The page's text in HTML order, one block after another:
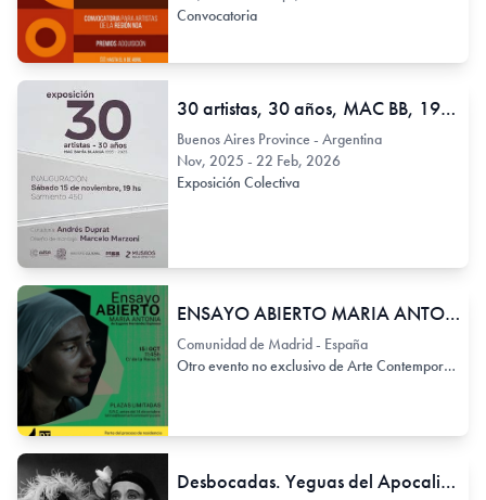
Convocatoria
30 artistas, 30 años, MAC BB, 1995 - 2025
Buenos Aires Province - Argentina
Nov, 2025 - 22 Feb, 2026
Exposición Colectiva
ENSAYO ABIERTO MARIA ANTONIA TEATRO LA PALOMA
Comunidad de Madrid - España
Otro evento no exclusivo de Arte Contemporáneo
Desbocadas. Yeguas del Apocalipsis. Retrospectiva